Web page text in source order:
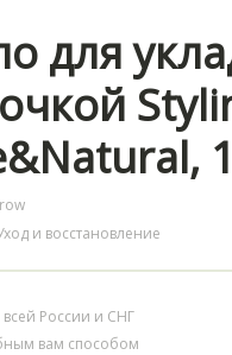
для
и восстановление
всей России и СНГ
вам способом